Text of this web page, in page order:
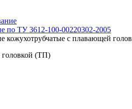
по ТУ 3612-100-00220302-2005
кожухотрубчатые с плавающей
(ТП)